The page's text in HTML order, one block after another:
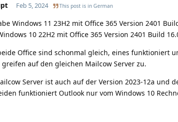
Feb 5, 2024 This post is in German
Windows 11 23H2 mit Office 365 Version 2401
10 22H2 mit Office 365 Version 2401 Build
Office sind schonmal gleich, eines funktioniert
greifen auf den gleichen Mailcow Server zu.
Server ist auch auf der Version 2023-12a und
funktioniert Outlook nur vom Windows 10